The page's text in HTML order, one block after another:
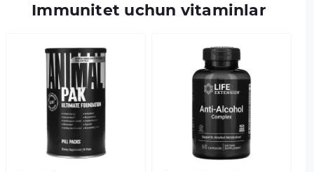
Immunitet uchun vitaminlar